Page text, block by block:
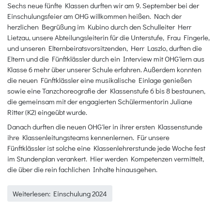
Sechs neue fünfte Klassen durften wir am 9. September bei der
Einschulungsfeier am OHG willkommen heißen. Nach der
herzlichen Begrüßung im Kubino durch den Schulleiter Herr
Lietzau, unsere Abteilungsleiterin für die Unterstufe, Frau Fingerle,
und unseren Elternbeiratsvorsitzenden, Herr Laszlo, durften die
Eltern und die Fünftklässler durch ein Interview mit OHG'lern aus
Klasse 6 mehr über unserer Schule erfahren. Außerdem konnten
die neuen Fünftklässler eine musikalische Einlage genießen
sowie eine Tanzchoreografie der Klassenstufe 6 bis 8 bestaunen,
die gemeinsam mit der engagierten Schülermentorin Juliane
Ritter (K2) eingeübt wurde.
Danach durften die neuen OHG'ler in ihrer ersten Klassenstunde
ihre Klassenleitungsteams kennenlernen. Für unsere
Fünftklässler ist solche eine Klassenlehrerstunde jede Woche fest
im Stundenplan verankert. Hier werden Kompetenzen vermittelt,
die über die rein fachlichen Inhalte hinausgehen.
Weiterlesen: Einschulung 2024